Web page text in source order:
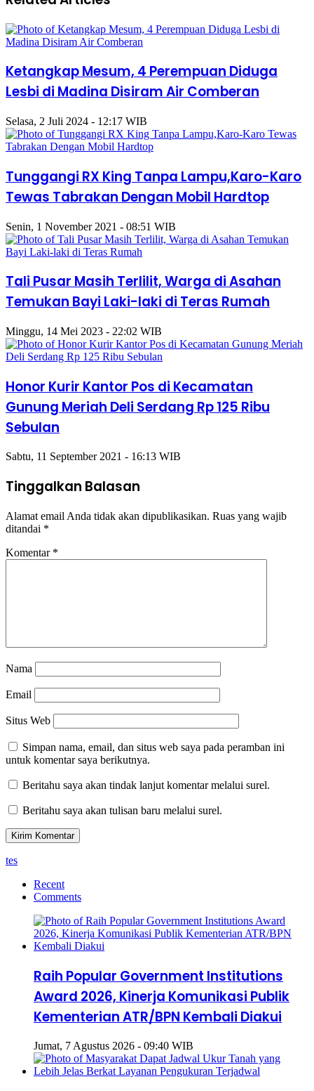
Ketangkap Mesum, 4 Perempuan Diduga
Lesbi di Madina Disiram Air Comberan
Selasa, 2 Juli 2024 - 12:17 WIB
Tunggangi RX King Tanpa Lampu,Karo-Karo
Tewas Tabrakan Dengan Mobil Hardtop
Senin, 1 November 2021 - 08:51 WIB
Tali Pusar Masih Terlilit, Warga di Asahan
Temukan Bayi Laki-laki di Teras Rumah
Minggu, 14 Mei 2023 - 22:02 WIB
Honor Kurir Kantor Pos di Kecamatan
Gunung Meriah Deli Serdang Rp 125 Ribu
Sebulan
Sabtu, 11 September 2021 - 16:13 WIB
Tinggalkan Balasan
Alamat email Anda tidak akan dipublikasikan. Ruas yang wajib
ditandai *
Komentar *
Nama
Email
Situs Web
Simpan nama, email, dan situs web saya pada peramban ini
untuk komentar saya berikutnya.
Beritahu saya akan tindak lanjut komentar melalui surel.
Beritahu saya akan tulisan baru melalui surel.
tes
Recent
Comments
Raih Popular Government Institutions
Award 2026, Kinerja Komunikasi Publik
Kementerian ATR/BPN Kembali Diakui
Jumat, 7 Agustus 2026 - 09:40 WIB